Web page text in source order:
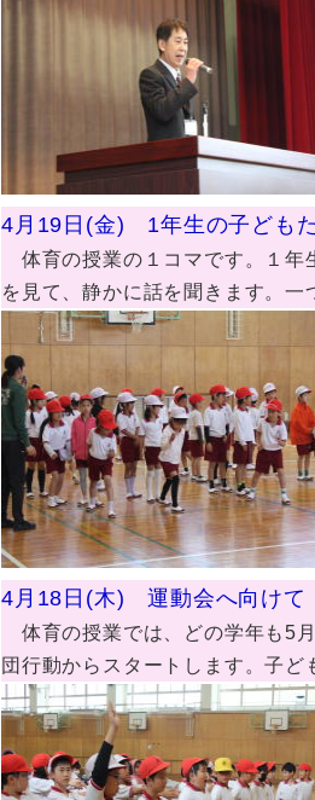
4月19日(金) 1年生の子どもた
体育の授業の１コマです。１年
を見て、静かに話を聞きます。一
4月18日(木) 運動会へ向けて
体育の授業では、どの学年も5
団行動からスタートします。子ど